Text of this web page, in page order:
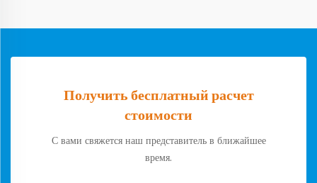
Получить бесплатный расчет
стоимости
С вами свяжется наш представитель в ближайшее
время.